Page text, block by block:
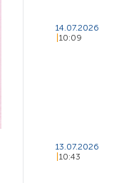
14.07.2026
10:09
13.07.2026
10:43